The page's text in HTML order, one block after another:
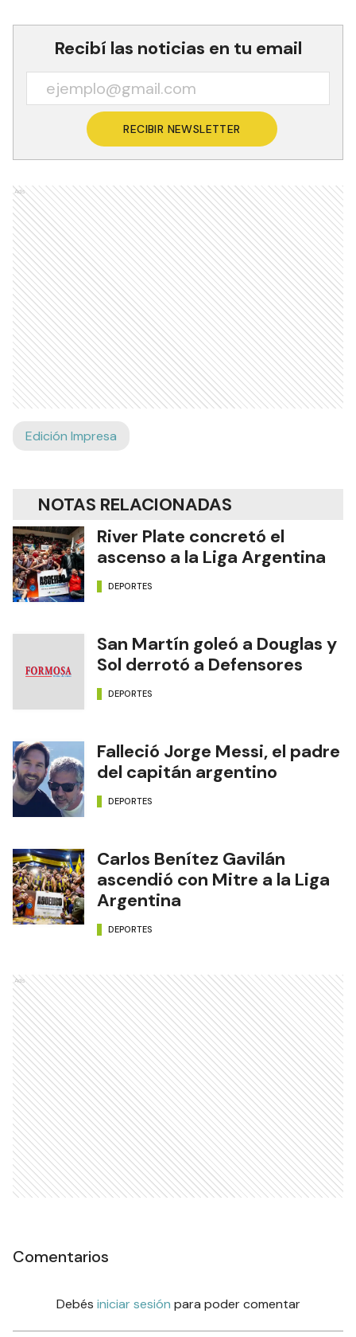
Recibí las noticias en tu email
RECIBIR NEWSLETTER
Ads
Edición Impresa
NOTAS RELACIONADAS
River Plate concretó el
ascenso a la Liga Argentina
DEPORTES
San Martín goleó a Douglas y
Sol derrotó a Defensores
DEPORTES
Falleció Jorge Messi, el padre
del capitán argentino
DEPORTES
Carlos Benítez Gavilán
ascendió con Mitre a la Liga
Argentina
DEPORTES
Ads
Comentarios
Debés iniciar sesión para poder comentar